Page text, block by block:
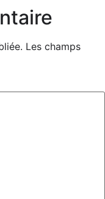
Les champs